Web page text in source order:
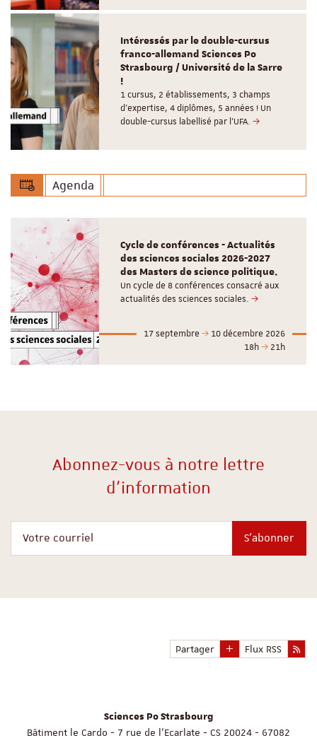
Intéressés par le double-cursus
franco-allemand Sciences Po
Strasbourg / Université de la Sarre
!
1 cursus, 2 établissements, 3 champs
d’expertise, 4 diplômes, 5 années ! Un
double-cursus labellisé par l'UFA.
Agenda
Cycle de conférences - Actualités
des sciences sociales 2026-2027
des Masters de science politique.
Un cycle de 8 conférences consacré aux
actualités des sciences sociales.
17 septembre
10 décembre 2026
18h
21h
Abonnez-vous à notre lettre
d'information
S'abonner
Partager Flux RSS
Sciences Po Strasbourg
Bâtiment le Cardo - 7 rue de l'Ecarlate - CS 20024 - 67082